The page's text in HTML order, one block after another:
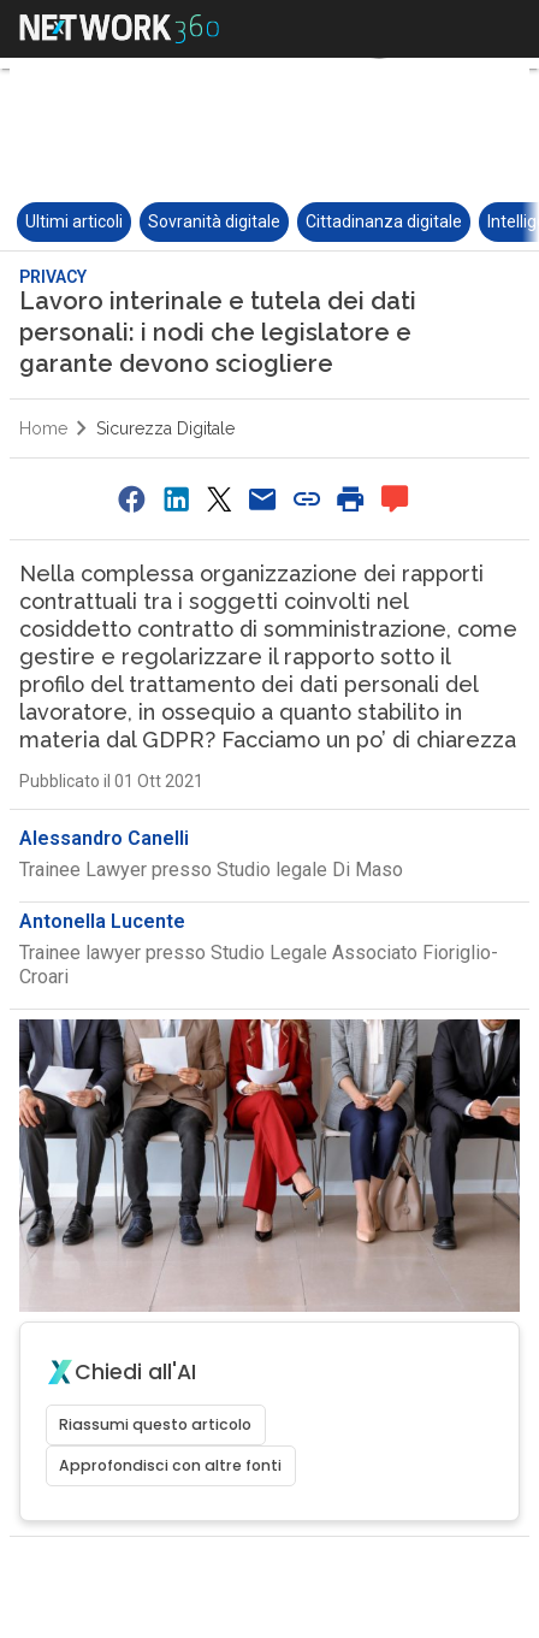
Ultimi articoli Sovranità digitale Cittadinanza digitale
PRIVACY
Lavoro interinale e tutela dei dati
personali: i nodi che legislatore e
garante devono sciogliere
Home Sicurezza Digitale
Nella complessa organizzazione dei rapporti
contrattuali tra i soggetti coinvolti nel
cosiddetto contratto di somministrazione, come
gestire e regolarizzare il rapporto sotto il
profilo del trattamento dei dati personali del
lavoratore, in ossequio a quanto stabilito in
materia dal GDPR? Facciamo un po’ di chiarezza
Pubblicato il 01 Ott 2021
Alessandro Canelli
Trainee Lawyer presso Studio legale Di Maso
Antonella Lucente
Trainee lawyer presso Studio Legale Associato Fioriglio-
Croari
Chiedi all'AI
Riassumi questo articolo
Approfondisci con altre fonti